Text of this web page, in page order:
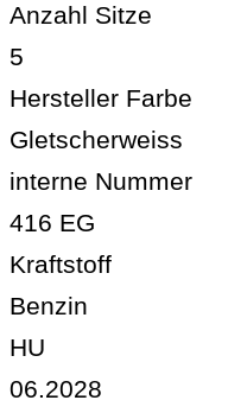
Anzahl Sitze
5
Hersteller Farbe
Gletscherweiss
interne Nummer
416 EG
Kraftstoff
Benzin
HU
06.2028